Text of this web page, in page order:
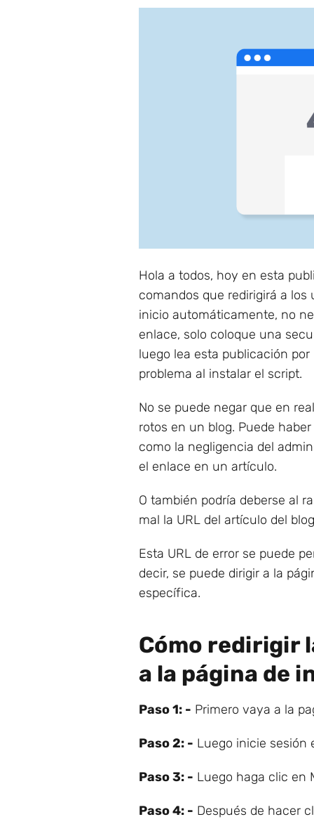
Hola a todos, hoy en esta
comandos que redirigirá a
inicio automáticamente, no
enlace, solo coloque una
luego lea esta publicación
problema al instalar el script.
No se puede negar que en
rotos en un blog. Puede
como la negligencia del
el enlace en un artículo.
O también podría deberse al
mal la URL del artículo del
Esta URL de error se puede
decir, se puede dirigir a la
específica.
Cómo redirigir
a la página de
Paso 1: - Primero vaya a la
Paso 2: - Luego inicie sesión
Paso 3: - Luego haga clic en
Paso 4: - Después de hacer